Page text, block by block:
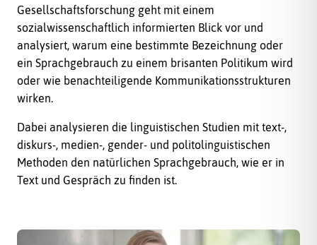
Gesellschaftsforschung geht mit einem
sozialwissenschaftlich informierten Blick vor und
analysiert, warum eine bestimmte Bezeichnung oder
ein Sprachgebrauch zu einem brisanten Politikum wird
oder wie benachteiligende Kommunikationsstrukturen
wirken.
Dabei analysieren die linguistischen Studien mit text-,
diskurs-, medien-, gender- und politolinguistischen
Methoden den natürlichen Sprachgebrauch, wie er in
Text und Gespräch zu finden ist.